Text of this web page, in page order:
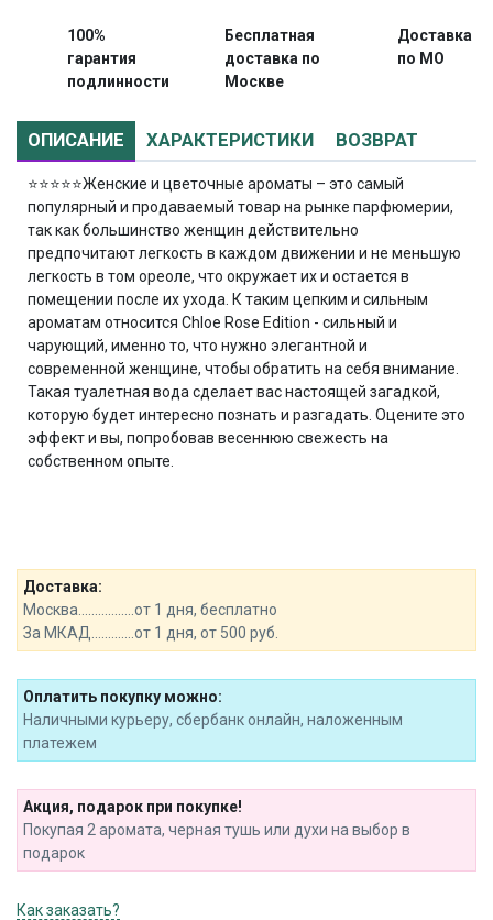
100%
гарантия
подлинности
Бесплатная
доставка по
Москве
Доставка
по МО
ОПИСАНИЕ ХАРАКТЕРИСТИКИ ВОЗВРАТ
⭐⭐⭐⭐⭐Женские и цветочные ароматы – это самый
популярный и продаваемый товар на рынке парфюмерии,
так как большинство женщин действительно
предпочитают легкость в каждом движении и не меньшую
легкость в том ореоле, что окружает их и остается в
помещении после их ухода. К таким цепким и сильным
ароматам относится Chloe Rose Edition - сильный и
чарующий, именно то, что нужно элегантной и
современной женщине, чтобы обратить на себя внимание.
Такая туалетная вода сделает вас настоящей загадкой,
которую будет интересно познать и разгадать. Оцените это
эффект и вы, попробовав весеннюю свежесть на
собственном опыте.
Доставка:
Москва.................от 1 дня, бесплатно
За МКАД.............от 1 дня, от 500 руб.
Оплатить покупку можно:
Наличными курьеру, сбербанк онлайн, наложенным
платежем
Акция, подарок при покупке!
Покупая 2 аромата, черная тушь или духи на выбор в
подарок
Как заказать?